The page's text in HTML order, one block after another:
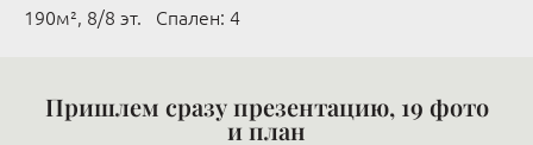
190м², 8/8 эт. Cпален: 4
Пришлем сразу презентацию, 19 фото
и план